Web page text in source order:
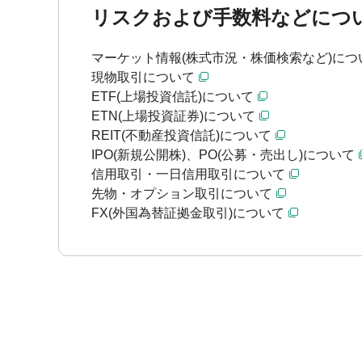
リスクおよび手数料などにつ
マーケット情報(株式市況・株価検索など)につ
現物取引について
ETF(上場投資信託)について
ETN(上場投資証券)について
REIT(不動産投資信託)について
IPO(新規公開株)、PO(公募・売出し)について
信用取引・一日信用取引について
先物・オプション取引について
FX(外国為替証拠金取引)について